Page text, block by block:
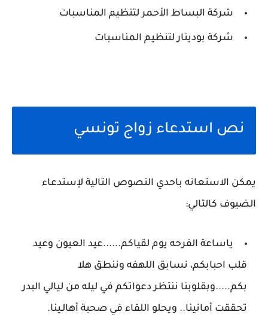
شركة البساط الأحمر لتنظيم المناسبات
شركة بودينار لتنظيم المناسبات
نص استدعاء زواج تونسي
يمكن الاستعانه باحدي النصوص التالية لإستدعاء
الضيوف كالتالي:
ياساعة الفرحه يوم لقياكم......عيد العيون وعيد
قلب احبابكم، نسابق اللهفه وننطق هلا
بكم.....وبقلوبنا ننتظر دعواتكم في ليله من ليالي البدر
تحققت أمانينا.. ويحلو اللقاء في صحبة أهالـينا.